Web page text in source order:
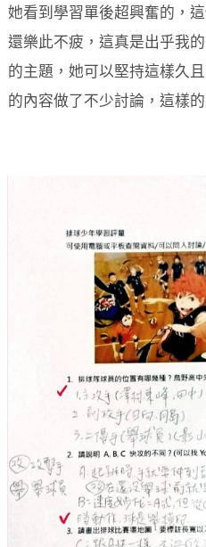
她看到學習單後超興奮的，
還樂此不疲，這真是出乎我
的主題，她可以堅持這樣久
的內容做了不少討論，這樣